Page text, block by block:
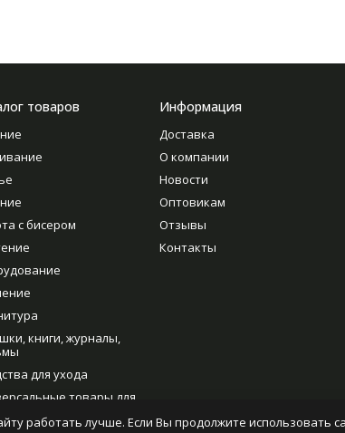
товаров
с бисером
книги, журналы,
для ухода
товары для
Информация
Доставка
О компании
Новости
Оптовикам
Отзывы
Контакты
работать лучше. Если Вы продолжите использовать